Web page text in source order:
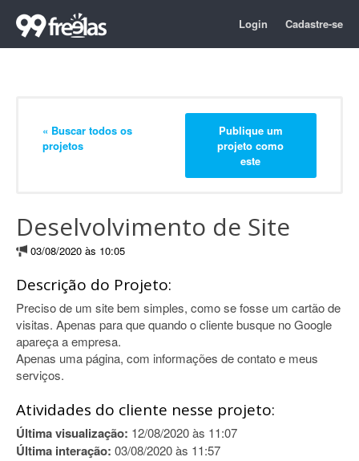
Login Cadastre-se
« Buscar todos os
projetos
Publique um
projeto como
este
Deselvolvimento de Site
03/08/2020 às 10:05
Descrição do Projeto:
Preciso de um site bem simples, como se fosse um cartão de
visitas. Apenas para que quando o cliente busque no Google
apareça a empresa.
Apenas uma página, com informações de contato e meus
serviços.
Atividades do cliente nesse projeto:
Última visualização: 12/08/2020 às 11:07
Última interação: 03/08/2020 às 11:57